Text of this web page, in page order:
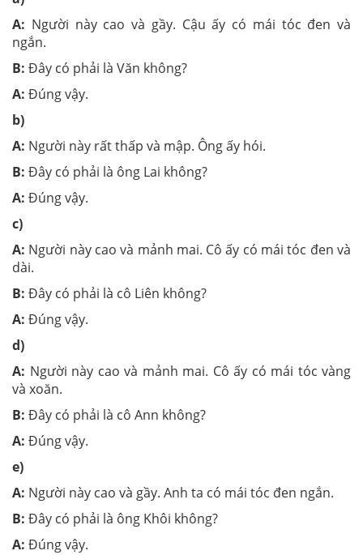
A: Người này cao và gầy. Cậu ấy có mái tóc đen và
ngắn.
B: Đây có phải là Văn không?
A: Đúng vậy.
b)
A: Người này rất thấp và mập. Ông ấy hói.
B: Đây có phải là ông Lai không?
A: Đúng vậy.
c)
A: Người này cao và mảnh mai. Cô ấy có mái tóc đen và
dài.
B: Đây có phải là cô Liên không?
A: Đúng vậy.
d)
A: Người này cao và mảnh mai. Cô ấy có mái tóc vàng
và xoăn.
B: Đây có phải là cô Ann không?
A: Đúng vậy.
e)
A: Người này cao và gầy. Anh ta có mái tóc đen ngắn.
B: Đây có phải là ông Khôi không?
A: Đúng vậy.